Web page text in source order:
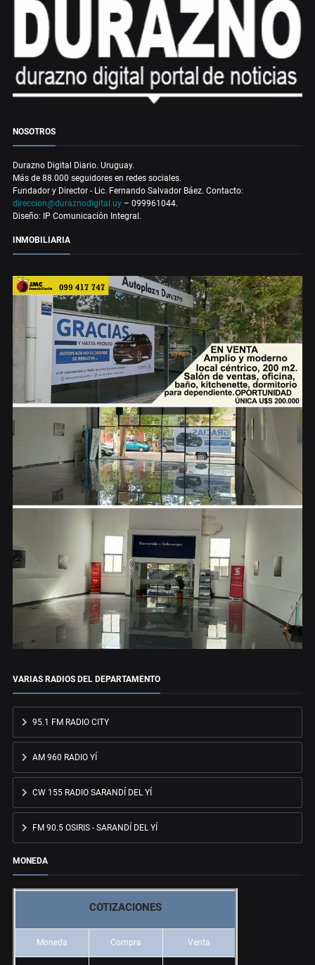
NOSOTROS
Durazno Digital Diario. Uruguay.
Más de 88.000 seguidores en redes sociales.
Fundador y Director - Lic. Fernando Salvador Báez. Contacto:
direccion@duraznodigital.uy – 099961044.
Diseño: IP Comunicación Integral.
INMOBILIARIA
VARIAS RADIOS DEL DEPARTAMENTO
95.1 FM RADIO CITY
AM 960 RADIO YÍ
CW 155 RADIO SARANDÍ DEL YÍ
FM 90.5 OSIRIS - SARANDÍ DEL YÍ
MONEDA
COTIZACIONES
Moneda Compra Venta